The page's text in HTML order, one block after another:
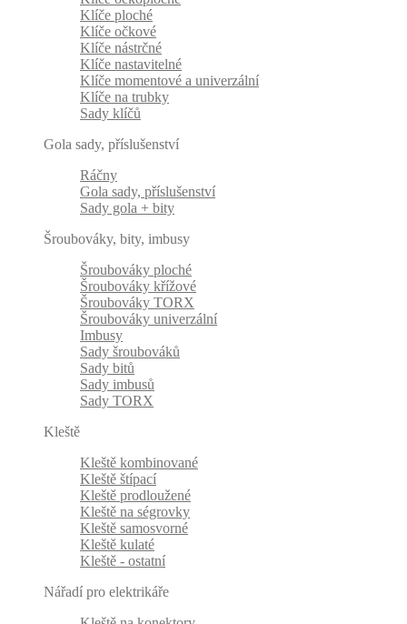
Klíče ploché
Klíče očkové
Klíče nástrčné
Klíče nastavitelné
Klíče momentové a univerzální
Klíče na trubky
Sady klíčů
Gola sady, příslušenství
Ráčny
Gola sady, příslušenství
Sady gola + bity
Šroubováky, bity, imbusy
Šroubováky ploché
Šroubováky křížové
Šroubováky TORX
Šroubováky univerzální
Imbusy
Sady šroubováků
Sady bitů
Sady imbusů
Sady TORX
Kleště
Kleště kombinované
Kleště štípací
Kleště prodloužené
Kleště na ségrovky
Kleště samosvorné
Kleště kulaté
Kleště - ostatní
Nářadí pro elektrikáře